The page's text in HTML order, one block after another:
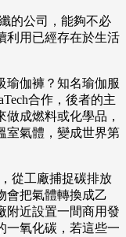
的公司，能夠不必
利用已經存在於生活
瑜伽褲？知名瑜伽服
合作，後者的主
成燃料或化學品，
室氣體，變成世界第
從工廠捕捉碳排放
會把氣體轉換成乙
附近設置一間商用發
一氧化碳，若這些一